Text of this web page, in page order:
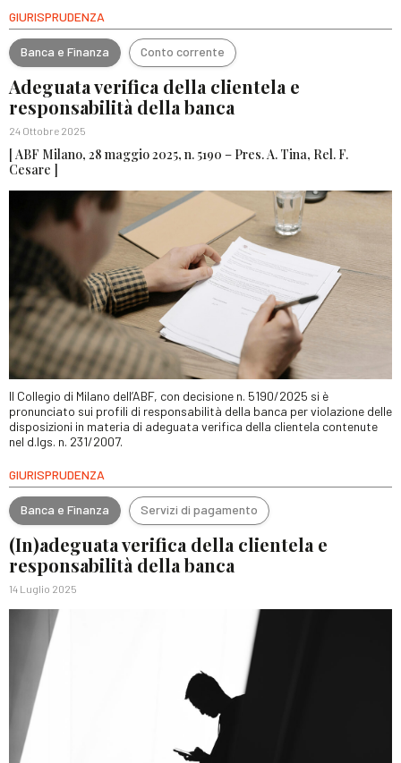
GIURISPRUDENZA
Banca e Finanza Conto corrente
Adeguata verifica della clientela e
responsabilità della banca
24 Ottobre 2025
[ ABF Milano, 28 maggio 2025, n. 5190 – Pres. A. Tina, Rel. F.
Cesare ]
Il Collegio di Milano dell’ABF, con decisione n. 5190/2025 si è
pronunciato sui profili di responsabilità della banca per violazione delle
disposizioni in materia di adeguata verifica della clientela contenute
nel d.lgs. n. 231/2007.
GIURISPRUDENZA
Banca e Finanza Servizi di pagamento
(In)adeguata verifica della clientela e
responsabilità della banca
14 Luglio 2025